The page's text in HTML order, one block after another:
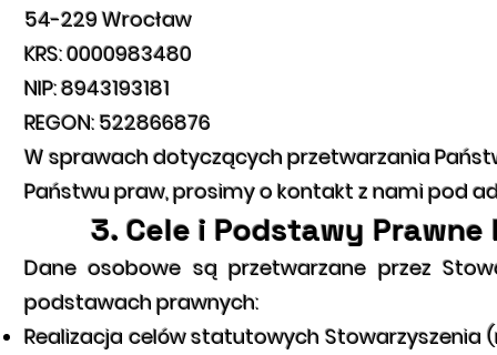
54-229 Wrocław
KRS: 0000983480
NIP: 8943193181
REGON: 522866876
W sprawach dotyczących przetwarzania
Państwu praw, prosimy o kontakt z nami pod
3. Cele i Podstawy
Dane osobowe są przetwarzane przez
podstawach prawnych:
Realizacja celów statutowych Stowarzyszenia